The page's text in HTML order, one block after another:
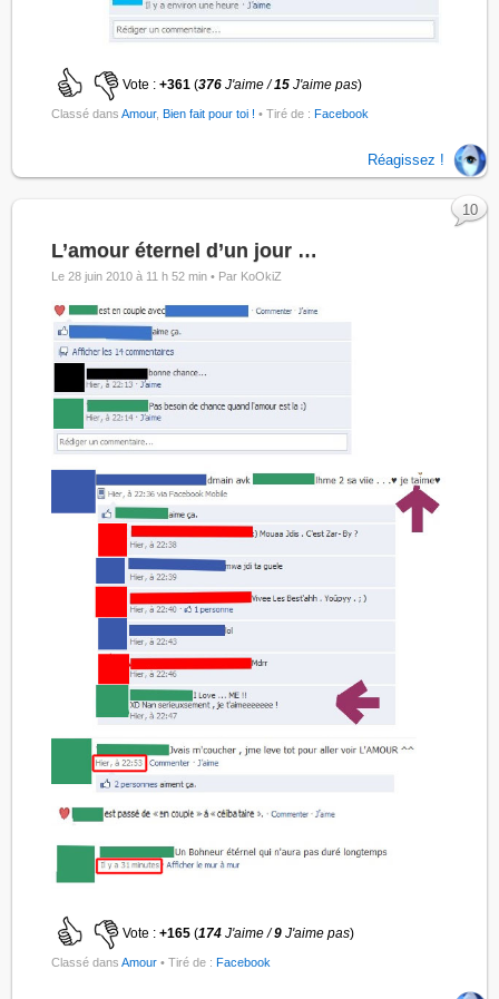
Vote :+361 (376J'aime /15 J'aime pas)
Classé dansAmour,Bien fait pour toi ! • Tiré de :Facebook
Réagissez !
L’amour éternel d’un jour …
Le 28 juin 2010 à 11 h 52 min • Par KoOkiZ
Vote :+165 (174J'aime /9 J'aime pas)
Classé dansAmour
10
• Tiré de :Facebook